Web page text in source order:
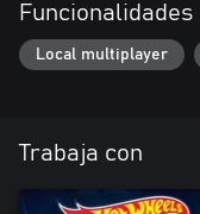
Funcionalidades
Local multiplayer
Trabaja con